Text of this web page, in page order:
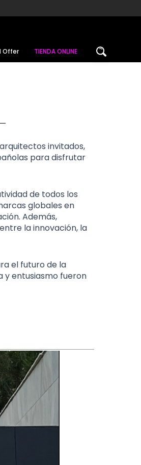
Offer TIENDA ONLINE
invitados,
para disfrutar
de todos los
globales en
Además,
la innovación, la
el futuro de la
y entusiasmo fueron